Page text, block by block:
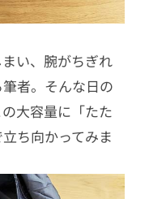
い、腕がちぎれ
者。そんな日の
大容量に「たた
ち向かってみま